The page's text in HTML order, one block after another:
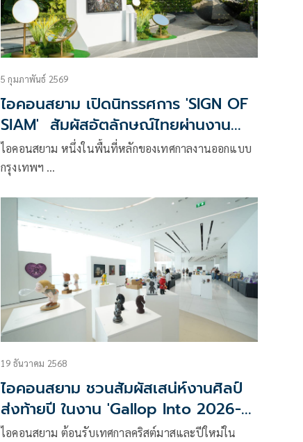
5 กุมภาพันธ์ 2569
ไอคอนสยาม เปิดนิทรรศการ 'SIGN OF
SIAM' สัมผัสอัตลักษณ์ไทยผ่านงาน
ศิลป์ ตีความหมายจากอดีตสู่ปัจจุบัน
ไอคอนสยาม หนึ่งในพื้นที่หลักของเทศกาลงานออกแบบ
กรุงเทพฯ …
19 ธันวาคม 2568
ไอคอนสยาม ชวนสัมผัสเสน่ห์งานศิลป์
ส่งท้ายปี ในงาน 'Gallop Into 2026-
X’mas & New Year Art Market'
ไอคอนสยาม ต้อนรับเทศกาลคริสต์มาสและปีใหม่ใน